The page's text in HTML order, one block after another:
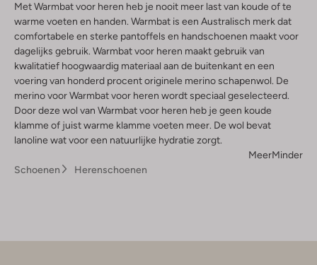
Met Warmbat voor heren heb je nooit meer last van koude of te
warme voeten en handen. Warmbat is een Australisch merk dat
comfortabele en sterke pantoffels en handschoenen maakt voor
dagelijks gebruik. Warmbat voor heren maakt gebruik van
kwalitatief hoogwaardig materiaal aan de buitenkant en een
voering van honderd procent originele merino schapenwol. De
merino voor Warmbat voor heren wordt speciaal geselecteerd.
Door deze wol van Warmbat voor heren heb je geen koude
klamme of juist warme klamme voeten meer. De wol bevat
lanoline wat voor een natuurlijke hydratie zorgt.
MeerMinder
Schoenen
Herenschoenen